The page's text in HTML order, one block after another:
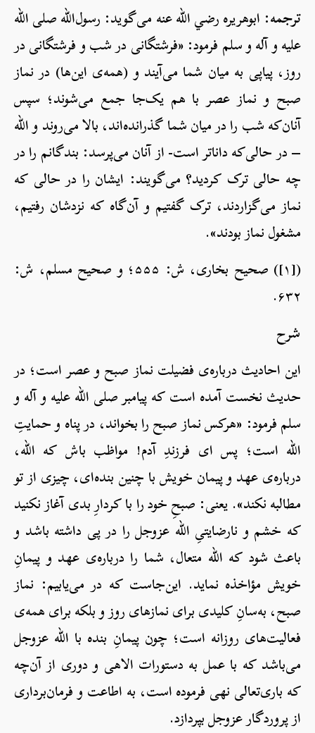
ترجمه: ابوهریره رضي الله عنه می‌گوید: رسول‌الله صلی الله
علیه و آله و سلم فرمود: «فرشتگانی در شب و فرشتگانی در
روز، پیاپی به میان شما می‌آیند و (همه‌ی این‌ها) در نماز
صبح و نماز عصر با هم یک‌جا جمع می‌شوند؛ سپس
آنان‌که شب را در میان شما گذرانده‌اند، بالا می‌روند و الله
– در حالی‌که داناتر است- از آنان می‌پرسد: بندگانم را در
چه حالی ترک کردید؟ می‌گویند: ایشان را در حالی که
نماز می‌گزاردند، ترک گفتیم و آن‌گاه که نزدشان رفتیم،
مشغول نماز بودند».
([۱]) صحیح بخاری، ش: ۵۵۵؛ و صحیح مسلم، ش:
۶۳۲.
شرح
این احادیث درباره‌ی فضیلت نماز صبح و عصر است؛ در
حدیث نخست آمده است که پیامبر صلی الله علیه و آله و
سلم فرمود: «هرکس نماز صبح را بخواند، در پناه و حمایتِ
الله است؛ پس ای فرزندِ آدم! مواظب باش که الله،
درباره‌ی عهد و پیمان خویش با چنین بنده‌ای، چیزی از تو
مطالبه نکند». یعنی: صبحِ خود را با کردارِ بدی آغاز نکنید
که خشم و نارضایتیِ الله عزوجل را در پی داشته باشد و
باعث شود که الله متعال، شما را درباره‌ی عهد و پیمانِ
خویش مؤاخذه نماید. این‌جاست که در می‌یابیم: نماز
صبح، به‌سانِ کلیدی برای نمازهای روز و بلکه برای همه‌ی
فعالیت‌های روزانه است؛ چون پیمانِ بنده با الله عزوجل
می‌باشد که با عمل به دستورات الاهی و دوری از آن‌چه
که باری‌تعالی نهی فرموده است، به اطاعت و فرمان‌برداری
از پروردگار عزوجل بپردازد.